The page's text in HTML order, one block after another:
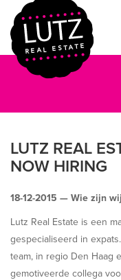
LUTZ REAL
NOW HIRING
18-12-2015 — Wie zijn wij
Lutz Real Estate is een
gespecialiseerd in
team, in regio Den Haag
gemotiveerde collega